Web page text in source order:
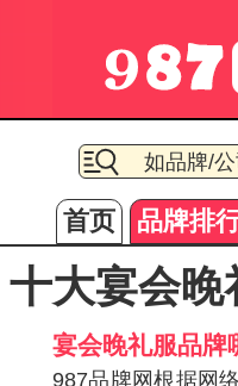
首页 品牌排
十大宴会晚
宴会晚礼服品牌
987品牌网根据网